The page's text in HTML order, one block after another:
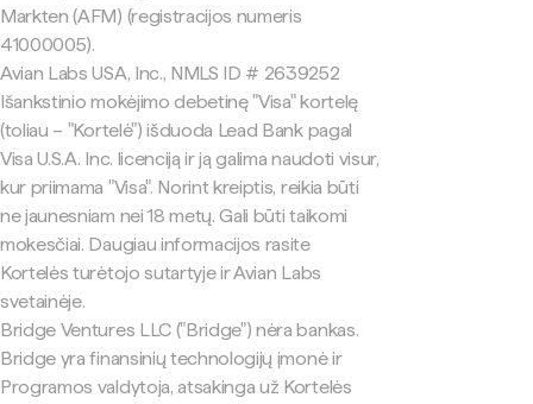
Markten (AFM) (registracijos numeris
41000005).
Avian Labs USA, Inc., NMLS ID # 2639252
Išankstinio mokėjimo debetinę "Visa" kortelę
(toliau – "Kortelė") išduoda Lead Bank pagal
Visa U.S.A. Inc. licenciją ir ją galima naudoti visur,
kur priimama "Visa". Norint kreiptis, reikia būti
ne jaunesniam nei 18 metų. Gali būti taikomi
mokesčiai. Daugiau informacijos rasite
Kortelės turėtojo sutartyje ir Avian Labs
svetainėje.
Bridge Ventures LLC ("Bridge") nėra bankas.
Bridge yra finansinių technologijų įmonė ir
Programos valdytoja, atsakinga už Kortelės